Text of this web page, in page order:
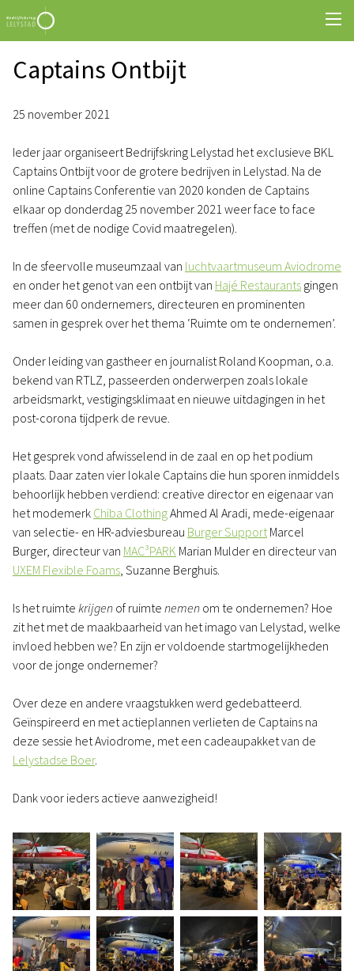
Captains Ontbijt
25 november 2021
Ieder jaar organiseert Bedrijfskring Lelystad het exclusieve BKL
Captains Ontbijt voor de grotere bedrijven in Lelystad. Na de
online Captains Conferentie van 2020 konden de Captains
elkaar op donderdag 25 november 2021 weer face to face
treffen (met de nodige Covid maatregelen).
In de sfeervolle museumzaal van luchtvaartmuseum Aviodrome
en onder het genot van een ontbijt van Hajé Restaurants gingen
meer dan 60 ondernemers, directeuren en prominenten
samen in gesprek over het thema ‘Ruimte om te ondernemen’.
Onder leiding van gastheer en journalist Roland Koopman, o.a.
bekend van RTLZ, passeerden onderwerpen zoals lokale
arbeidsmarkt, vestigingsklimaat en nieuwe uitdagingen in het
post-corona tijdperk de revue.
Het gesprek vond afwisselend in de zaal en op het podium
plaats. Daar zaten vier lokale Captains die hun sporen inmiddels
behoorlijk hebben verdiend: creative director en eigenaar van
het modemerk Chiba ClothingAhmed Al Aradi, mede-eigenaar
van selectie- en HR-adviesbureau Burger SupportMarcel
Burger, directeur van MAC³PARK Marian Mulder en directeur van
UXEM Flexible Foams, Suzanne Berghuis.
Is het ruimte krijgen of ruimte nemen om te ondernemen? Hoe
zit het met de maakbaarheid van het imago van Lelystad, welke
invloed hebben we? En zijn er voldoende startmogelijkheden
voor de jonge ondernemer?
Over deze en andere vraagstukken werd gedebatteerd.
Geïnspireerd en met actieplannen verlieten de Captains na
deze sessie het Aviodrome, met een cadeaupakket van de
Lelystadse Boer.
Dank voor ieders actieve aanwezigheid!